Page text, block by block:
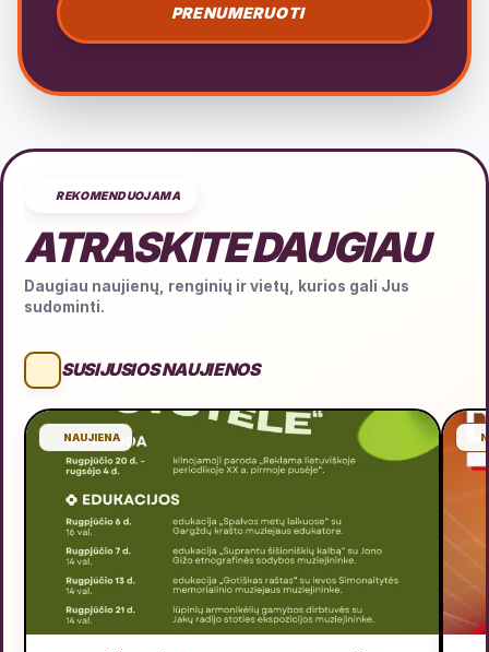
PRENUMERUOTI
REKOMENDUOJAMA
ATRASKITE DAUGIAU
Daugiau naujienų, renginių ir vietų, kurios gali Jus
sudominti.
SUSIJUSIOS NAUJIENOS
NAUJIENA